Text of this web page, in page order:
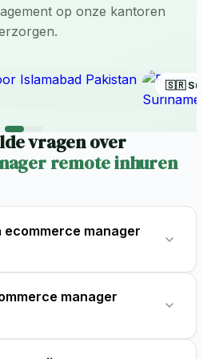
op onze kantoren
vragen over
remote inhuren
manager
1.095 euro per maand.
langdurige contracten.
manager